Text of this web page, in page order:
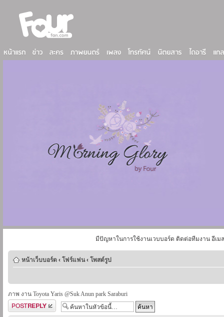
มีปัญหาในการใช้งานเวบบอร์ด ติดต่อทีมงาน อีเม
หน้าเว็บบอร์ด ‹ โฟร์แฟน ‹ โพสต์รูป
ภาพ งาน Toyota Yaris @Suk Anun park Saraburi
ตอบกระทู้